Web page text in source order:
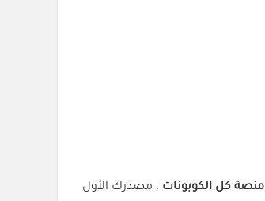
منصة كل الكوبونات ، مصدرك الأول